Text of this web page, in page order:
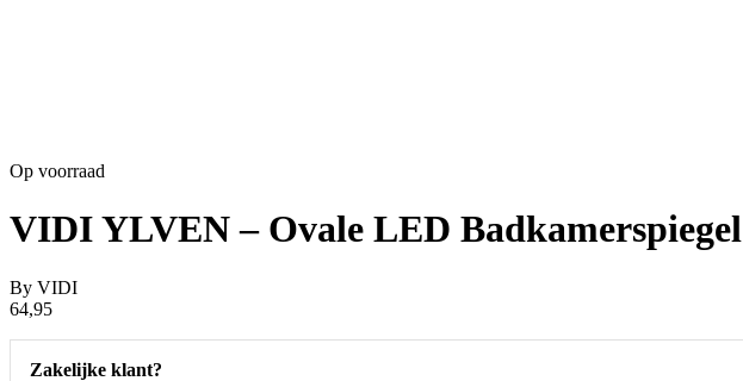
Op voorraad
VIDI YLVEN – Ovale LED
By VIDI
64,95
Zakelijke klant?